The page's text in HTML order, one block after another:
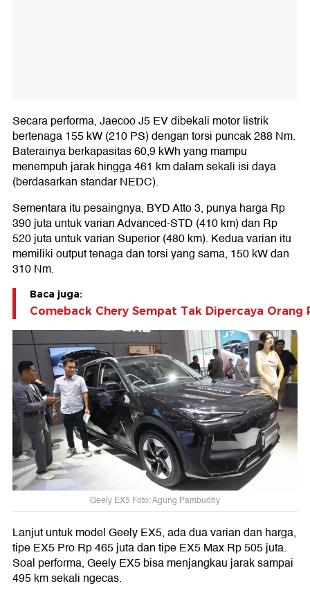
Secara performa, Jaecoo J5 EV dibekali motor listrik
bertenaga 155 kW (210 PS) dengan torsi puncak 288 Nm.
Baterainya berkapasitas 60,9 kWh yang mampu
menempuh jarak hingga 461 km dalam sekali isi daya
(berdasarkan standar NEDC).
Sementara itu pesaingnya, BYD Atto 3, punya harga Rp
390 juta untuk varian Advanced-STD (410 km) dan Rp
520 juta untuk varian Superior (480 km). Kedua varian itu
memiliki output tenaga dan torsi yang sama, 150 kW dan
310 Nm.
Baca juga:
Comeback Chery Sempat Tak Dipercaya Orang
Geely EX5 Foto: Agung Pambudhy
Lanjut untuk model Geely EX5, ada dua varian dan harga,
tipe EX5 Pro Rp 465 juta dan tipe EX5 Max Rp 505 juta.
Soal performa, Geely EX5 bisa menjangkau jarak sampai
495 km sekali ngecas.